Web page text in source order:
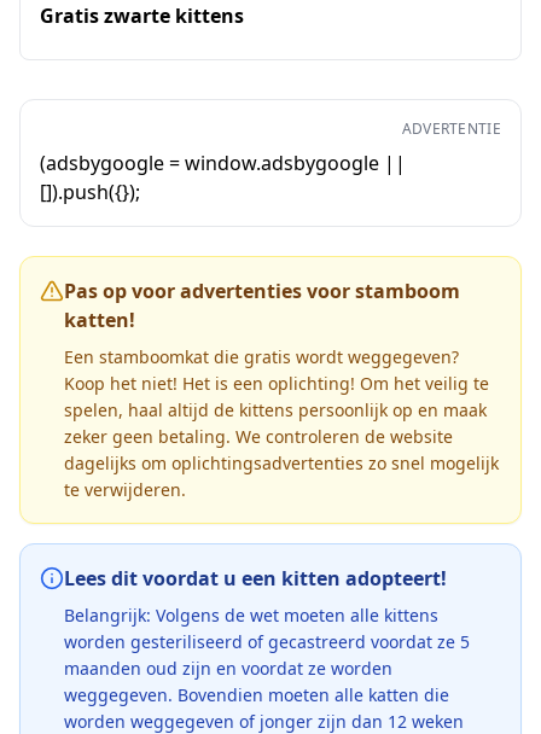
Gratis zwarte kittens
ADVERTENTIE
(adsbygoogle = window.adsbygoogle ||
[]).push({});
Pas op voor advertenties voor stamboom
katten!
Een stamboomkat die gratis wordt weggegeven?
Koop het niet! Het is een oplichting! Om het veilig te
spelen, haal altijd de kittens persoonlijk op en maak
zeker geen betaling. We controleren de website
dagelijks om oplichtingsadvertenties zo snel mogelijk
te verwijderen.
Lees dit voordat u een kitten adopteert!
Belangrijk: Volgens de wet moeten alle kittens
worden gesteriliseerd of gecastreerd voordat ze 5
maanden oud zijn en voordat ze worden
weggegeven. Bovendien moeten alle katten die
worden weggegeven of jonger zijn dan 12 weken